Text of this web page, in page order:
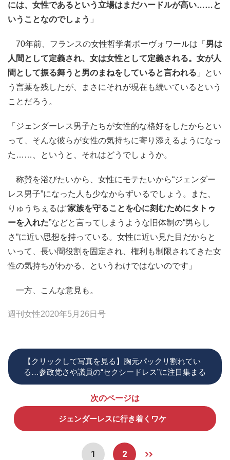
には、女性であるという立場はまだハードルが高い……と
いうことなのでしょう 」
70年前、フランスの女性哲学者ボーヴォワールは「 男は
人間として定義され、女は女性として定義される。女が人
間として振る舞うと男のまねをしていると言われる 」とい
う言葉を残したが、まさにそれが現在も続いているという
ことだろう。
「ジェンダーレス男子たちが女性的な格好をしたからとい
って、そんな彼らが女性の気持ちに寄り添えるようになっ
た……、というと、それはどうでしょうか。
称賛を浴びたいから、女性にモテたいから“ジェンダー
レス男子”になった人も少なからずいるでしょう。また、
りゅうちぇるは“家族を守ることを心に刻むためにタトゥ
ーを入れた”などと言ってしまうような旧体制の“男らし
さ”に近い思想を持っている。女性に近い見た目だからと
いって、長い間役割を固定され、権利も制限されてきた女
性の気持ちがわかる、というわけではないのです」
一方、こんな意見も。
週刊女性2020年5月26日号
【クリックして写真を見る】胸元パックリ割れてい
る…参政党さや議員の“セクシードレス”に注目集まる
次のページは
ジェンダーレスに行き着くワケ
1 2